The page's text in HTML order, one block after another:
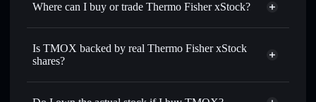
Where can I buy or trade Thermo Fisher xStock?
Is TMOX backed by real Thermo Fisher xStock
shares?